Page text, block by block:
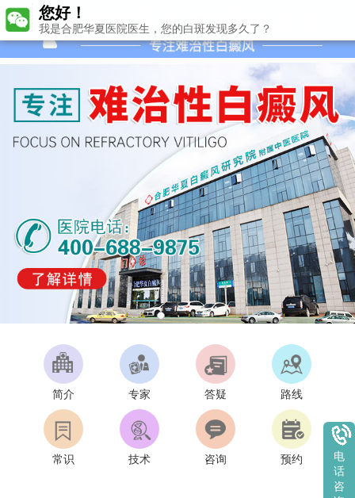
简介 专家 答疑 路线
常识 技术 咨询 预约
您好！
我是合肥华夏医院医生，您的白斑发现多久了？
电
话
咨